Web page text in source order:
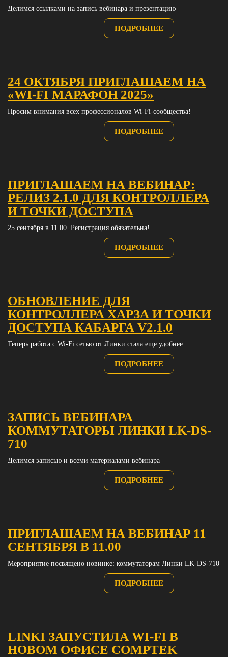
Делимся ссылками на запись вебинара и презентацию
ПОДРОБНЕЕ
24 ОКТЯБРЯ ПРИГЛАШАЕМ НА
«WI-FI МАРАФОН 2025»
Просим внимания всех профессионалов Wi-Fi-сообщества!
ПОДРОБНЕЕ
ПРИГЛАШАЕМ НА ВЕБИНАР:
РЕЛИЗ 2.1.0 ДЛЯ КОНТРОЛЛЕРА
И ТОЧКИ ДОCТУПА
25 сентября в 11.00. Регистрация обязательна!
ПОДРОБНЕЕ
ОБНОВЛЕНИЕ ДЛЯ
КОНТРОЛЛЕРА ХАРЗА И ТОЧКИ
ДОСТУПА КАБАРГА V2.1.0
Теперь работа с Wi-Fi сетью от Линки стала еще удобнее
ПОДРОБНЕЕ
ЗАПИСЬ ВЕБИНАРА
КОММУТАТОРЫ ЛИНКИ LK-DS-
710
Делимся записью и всеми материалами вебинара
ПОДРОБНЕЕ
ПРИГЛАШАЕМ НА ВЕБИНАР 11
СЕНТЯБРЯ В 11.00
Мероприятие посвящено новинке: коммутаторам Линки LK-DS-710
ПОДРОБНЕЕ
LINKI ЗАПУСТИЛА WI-FI В
НОВОМ ОФИСЕ COMPTEK